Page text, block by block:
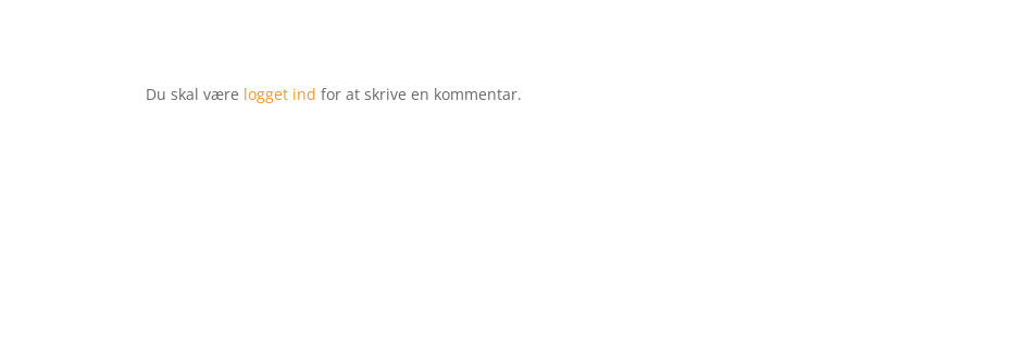
Du skal være logget ind for at skrive en kommentar.